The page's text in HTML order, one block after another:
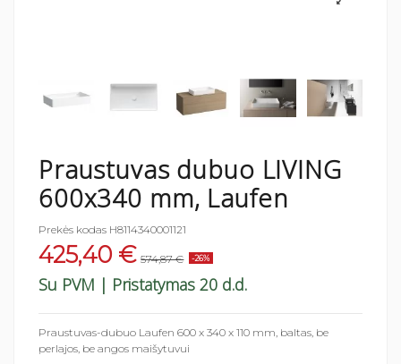
Praustuvas dubuo LIVING
600x340 mm, Laufen
Prekės kodas H8114340001121
425,40 € 574,87 € -26%
Su PVM | Pristatymas 20 d.d.
Praustuvas-dubuo Laufen 600 x 340 x 110 mm, baltas, be
perlajos, be angos maišytuvui